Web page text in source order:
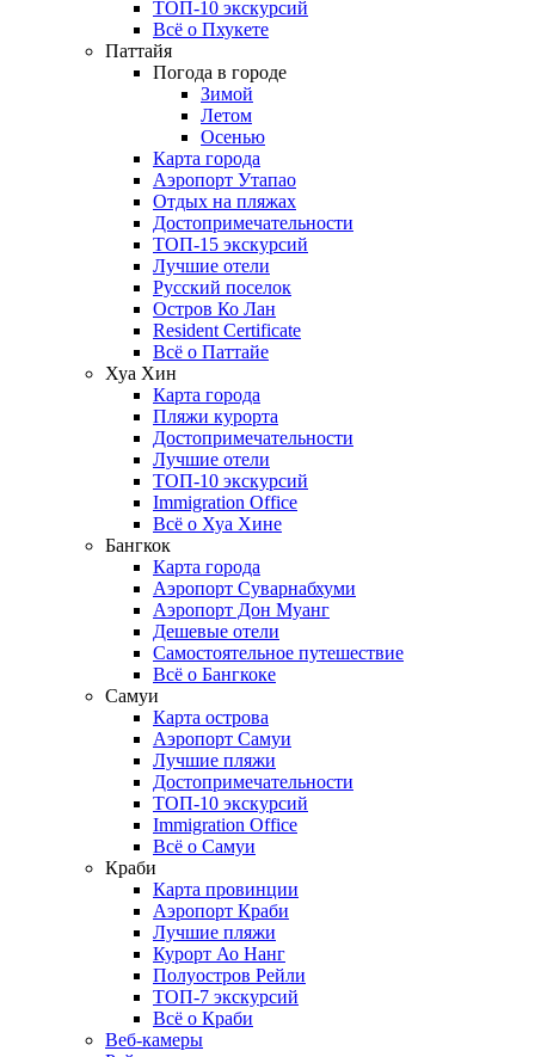
ТОП-10 экскурсий
Всё о Пхукете
Паттайя
Погода в городе
Зимой
Летом
Осенью
Карта города
Аэропорт Утапао
Отдых на пляжах
Достопримечательности
ТОП-15 экскурсий
Лучшие отели
Русский поселок
Остров Ко Лан
Resident Certificate
Всё о Паттайе
Хуа Хин
Карта города
Пляжи курорта
Достопримечательности
Лучшие отели
ТОП-10 экскурсий
Immigration Office
Всё о Хуа Хине
Бангкок
Карта города
Аэропорт Суварнабхуми
Аэропорт Дон Муанг
Дешевые отели
Самостоятельное путешествие
Всё о Бангкоке
Самуи
Карта острова
Аэропорт Самуи
Лучшие пляжи
Достопримечательности
ТОП-10 экскурсий
Immigration Office
Всё о Самуи
Краби
Карта провинции
Аэропорт Краби
Лучшие пляжи
Курорт Ао Нанг
Полуостров Рейли
ТОП-7 экскурсий
Всё о Краби
Веб-камеры